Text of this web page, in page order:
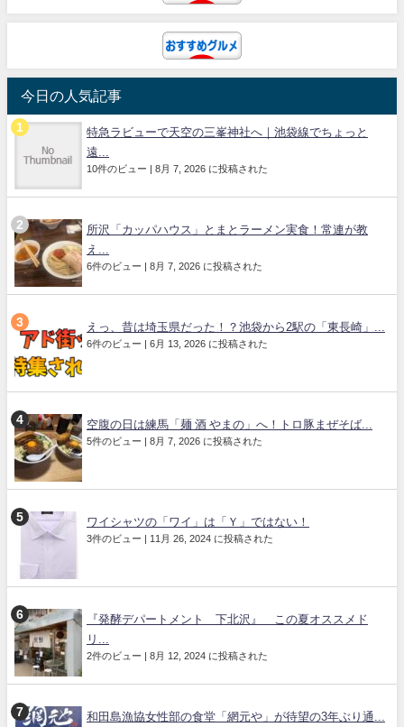
今日の人気記事
特急ラビューで天空の三峯神社へ｜池袋線でちょっと
遠...
10件のビュー | 8月 7, 2026 に投稿された
所沢「カッパハウス」とまとラーメン実食！常連が教
え...
6件のビュー | 8月 7, 2026 に投稿された
えっ、昔は埼玉県だった！？池袋から2駅の「東長崎」...
6件のビュー | 6月 13, 2026 に投稿された
空腹の日は練馬「麺 酒 やまの」へ！トロ豚まぜそば...
5件のビュー | 8月 7, 2026 に投稿された
ワイシャツの「ワイ」は「Ｙ」ではない！
3件のビュー | 11月 26, 2024 に投稿された
『発酵デパートメント 下北沢』 この夏オススメド
リ...
2件のビュー | 8月 12, 2024 に投稿された
和田島漁協女性部の食堂「網元や」が待望の3年ぶり通...